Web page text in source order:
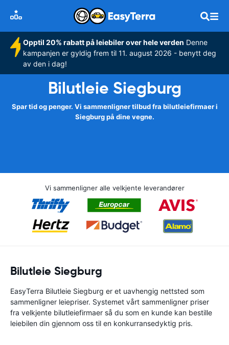
Opptil 20% rabatt på leiebiler over hele verden Denne
kampanjen er gyldig frem til 11. august 2026 - benytt deg
av den i dag!
Bilutleie Siegburg
Spar tid og penger. Vi sammenligner tilbud fra bilutleiefirmaer i
Siegburg på dine vegne.
Vi sammenligner alle velkjente leverandører
Bilutleie Siegburg
EasyTerra Bilutleie Siegburg er et uavhengig nettsted som
sammenligner leiepriser. Systemet vårt sammenligner priser
fra velkjente bilutleiefirmaer så du som en kunde kan bestille
leiebilen din gjennom oss til en konkurransedyktig pris.